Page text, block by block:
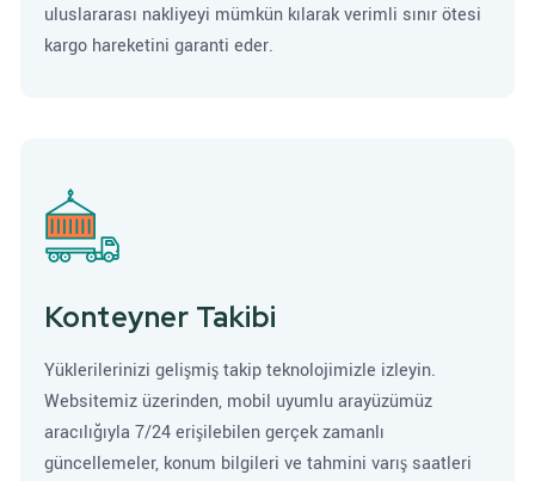
uluslararası nakliyeyi mümkün kılarak verimli sınır ötesi
kargo hareketini garanti eder.
Konteyner Takibi
Yüklerilerinizi gelişmiş takip teknolojimizle izleyin.
Websitemiz üzerinden, mobil uyumlu arayüzümüz
aracılığıyla 7/24 erişilebilen gerçek zamanlı
güncellemeler, konum bilgileri ve tahmini varış saatleri